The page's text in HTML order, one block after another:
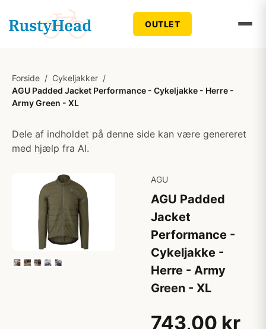
OUTLET
Forside / Cykeljakker /
AGU Padded Jacket Performance - Cykeljakke - Herre -
Army Green - XL
Dele af indholdet på denne side kan være genereret
med hjælp fra AI.
AGU
AGU Padded
Jacket
Performance -
Cykeljakke -
Herre - Army
Green - XL
743,00 kr